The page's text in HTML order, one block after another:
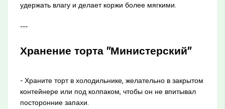
удержать влагу и делает коржи более мягкими.
---
Хранение торта "Министерский"
- Храните торт в холодильнике, желательно в закрытом
контейнере или под колпаком, чтобы он не впитывал
посторонние запахи.